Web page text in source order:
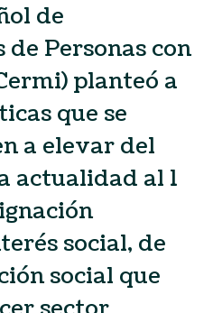
de
Personas con
planteó a
que se
a elevar del
actualidad al 1
social, de
social que